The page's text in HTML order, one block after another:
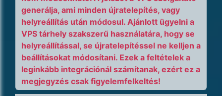
generálja, ami minden újratelepítés, vagy
helyreállítás után módosul. Ajánlott ügyelni a
VPS tárhely szakszerű használatára, hogy se
helyreállítással, se újratelepítéssel ne kelljen a
beállításokat módosítani. Ezek a feltételek a
leginkább integrációnál számítanak, ezért ez a
megjegyzés csak figyelemfelkeltés!